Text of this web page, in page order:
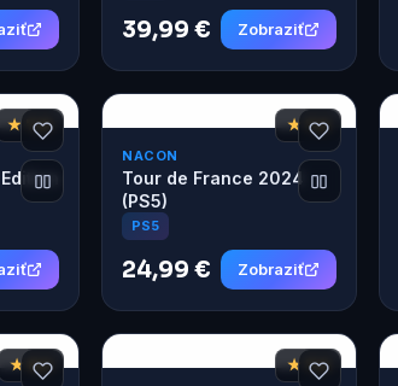
39,99 € Zobraziť
★ 7,6 ★ 7,2
NACON
Tour de France 2024
(PS5)
PS5
24,99 € Zobraziť
★ 8,2 ★ 7,2